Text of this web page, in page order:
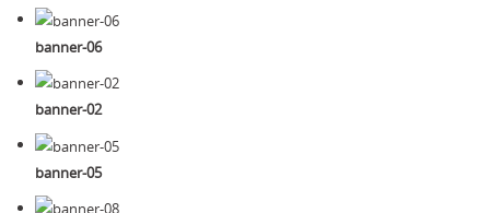
banner-06
banner-02
banner-05